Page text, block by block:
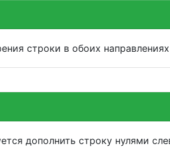
строки в обоих
дополнить строку нулями